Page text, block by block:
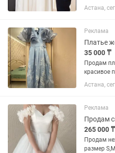
кудалык.
Астана,
Реклама
Платье
35 000 ₸
Продам
красивое
Астана,
Реклама
Продам
265 000 ₸
Продам
размер